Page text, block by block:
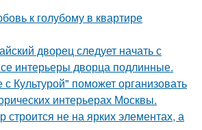
к голубому в квартире
дворец следует начать с
интерьеры дворца подлинные.
Культурой" поможет организовать
интерьерах Москвы.
строится не на ярких элементах, а